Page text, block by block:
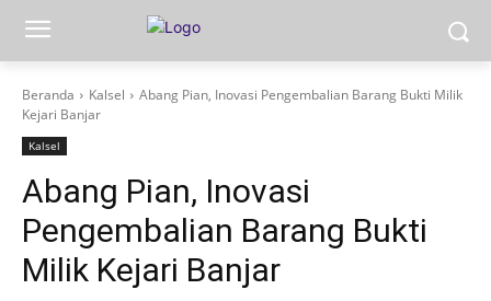
Beranda Kalsel
Abang Pian, Inovasi Pengembalian Barang Bukti Milik
Kejari Banjar
Kalsel
Abang Pian, Inovasi
Pengembalian Barang Bukti
Milik Kejari Banjar